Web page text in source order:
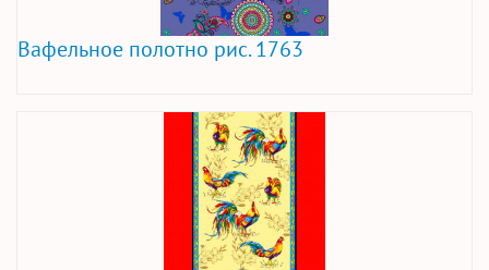
Вафельное полотно рис. 1763